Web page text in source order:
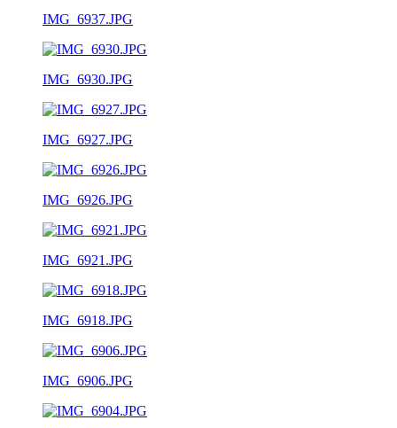
IMG_6937.JPG
IMG_6930.JPG
IMG_6927.JPG
IMG_6926.JPG
IMG_6921.JPG
IMG_6918.JPG
IMG_6906.JPG